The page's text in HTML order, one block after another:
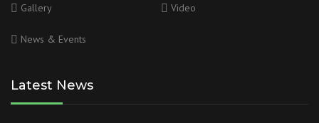
Gallery Video
News & Events
Latest News